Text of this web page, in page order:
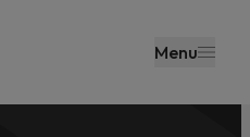
Menu